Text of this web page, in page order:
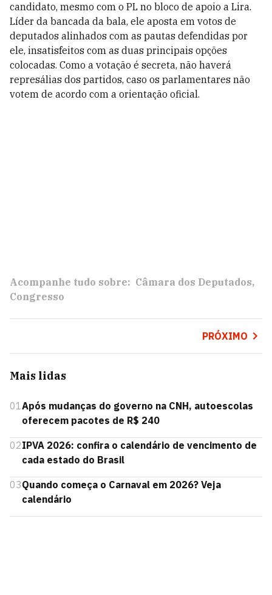
candidato, mesmo com o PL no bloco de apoio a Lira.
Líder da bancada da bala, ele aposta em votos de
deputados alinhados com as pautas defendidas por
ele, insatisfeitos com as duas principais opções
colocadas. Como a votação é secreta, não haverá
represálias dos partidos, caso os parlamentares não
votem de acordo com a orientação oficial.
Acompanhe tudo sobre: Câmara dos Deputados
Congresso
PRÓXIMO
Mais lidas
01Após mudanças do governo na CNH, autoescolas
oferecem pacotes de R$ 240
02IPVA 2026: confira o calendário de vencimento de
cada estado do Brasil
03Quando começa o Carnaval em 2026? Veja
calendário